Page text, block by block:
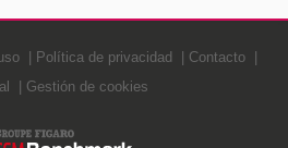
Política de privacidad
Contacto
Gestión de cookies